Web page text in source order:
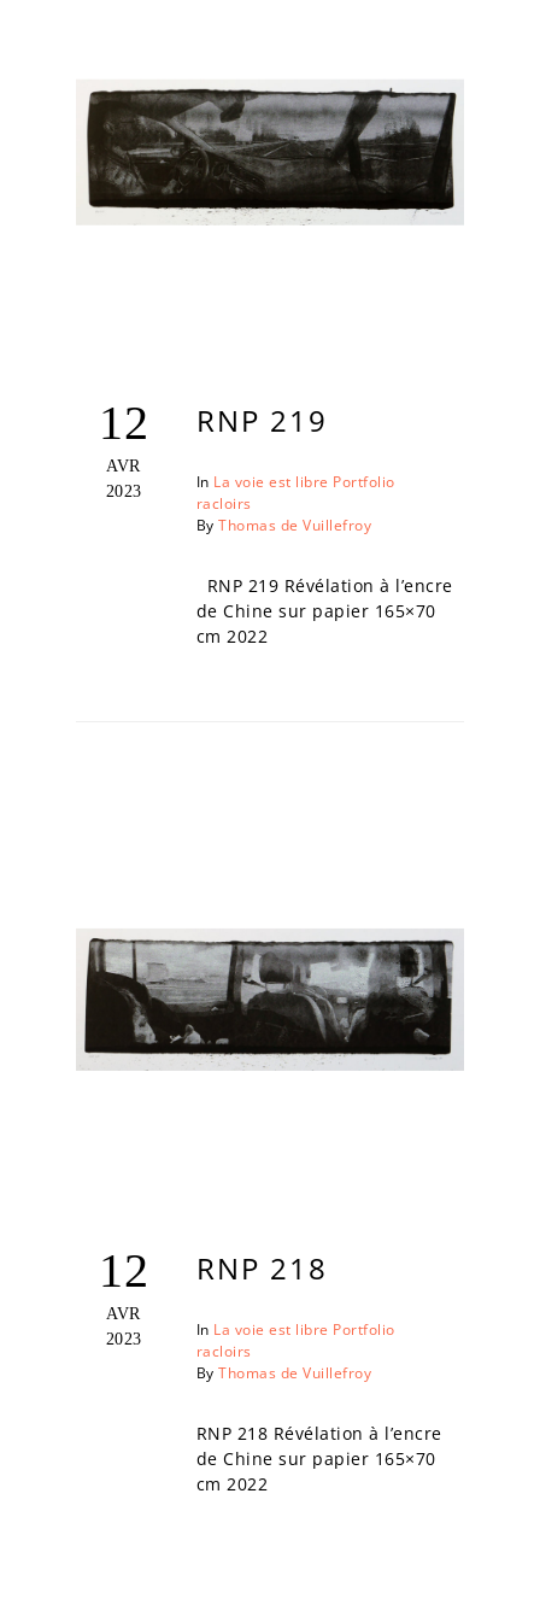
12
AVR
2023
RNP 219
In La voie est libre Portfolio
racloirs
ByThomas de Vuillefroy
RNP 219 Révélation à l’encre
de Chine sur papier 165×70
cm 2022
12
AVR
2023
RNP 218
In La voie est libre Portfolio
racloirs
ByThomas de Vuillefroy
RNP 218 Révélation à l’encre
de Chine sur papier 165×70
cm 2022